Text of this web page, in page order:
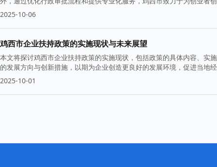
2025-10-06
鸡西市企业扶持政策的实施现状与未来展望
本文将探讨鸡西市企业扶持政策的实施现状，包括政策的具体内容、实
的发展方向与创新措施，以期为企业创造更良好的发展环境，促进当地
2025-10-01